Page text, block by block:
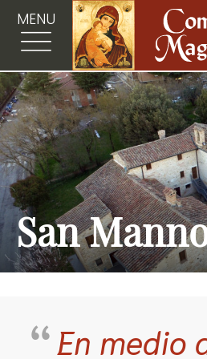
MENU
San
En medio